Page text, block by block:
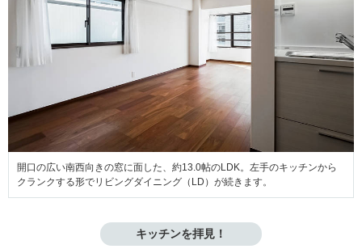
開口の広い南西向きの窓に面した、約13.0帖のLDK。左手のキッチンから
クランクする形でリビングダイニング（LD）が続きます。
キッチンを拝見！